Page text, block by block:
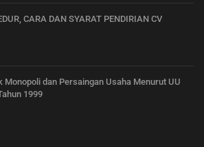
CARA DAN SYARAT PENDIRIAN CV
Monopoli dan Persaingan Usaha Menurut UU
1999